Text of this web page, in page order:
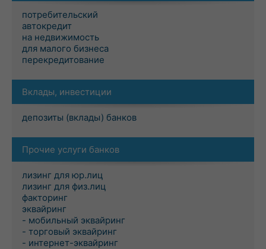
потребительский
автокредит
на недвижимость
для малого бизнеса
перекредитование
Вклады, инвестиции
депозиты (вклады) банков
Прочие услуги банков
лизинг для юр.лиц
лизинг для физ.лиц
факторинг
эквайринг
- мобильный эквайринг
- торговый эквайринг
- интернет-эквайринг